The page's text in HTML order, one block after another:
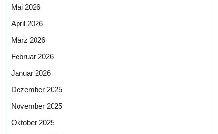
Mai 2026
April 2026
März 2026
Februar 2026
Januar 2026
Dezember 2025
November 2025
Oktober 2025